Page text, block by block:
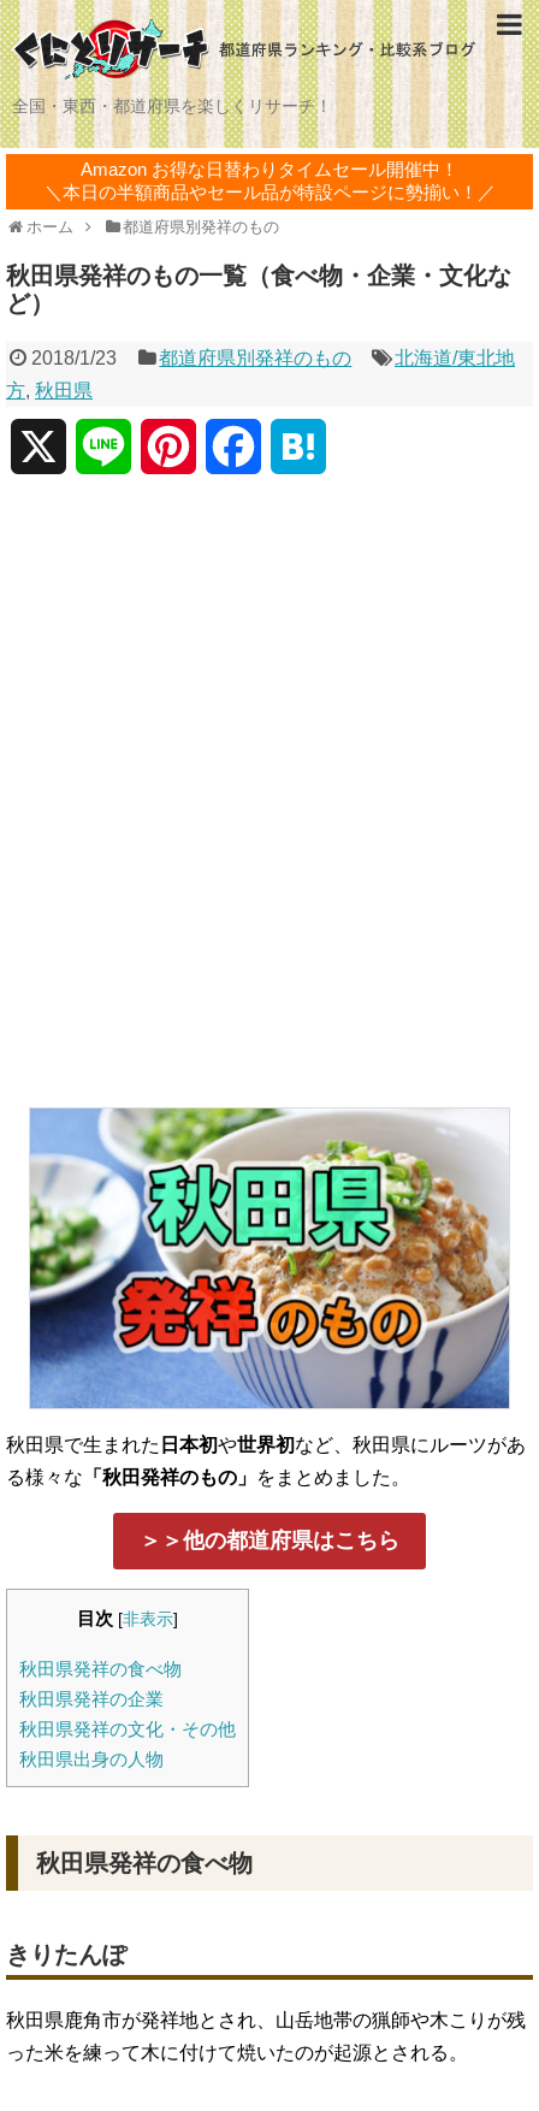
全国・東西・都道府県を楽しくリサーチ！
Amazon お得な日替わりタイムセール開催中！
＼本日の半額商品やセール品が特設ページに勢揃い！／
ホーム 都道府県別発祥のもの
秋田県発祥のもの一覧（食べ物・企業・文化な
ど）
2018/1/23 都道府県別発祥のもの
北海道/東北地
方, 秋田県
秋田県で生まれた 日本初や世界初など、秋田県にルーツがあ
る様々な 「秋田発祥のもの」 をまとめました。
＞＞他の都道府県はこちら
目次 [非表示]
秋田県発祥の食べ物
秋田県発祥の企業
秋田県発祥の文化・その他
秋田県出身の人物
秋田県発祥の食べ物
きりたんぽ
秋田県鹿角市が発祥地とされ、山岳地帯の猟師や木こりが残
った米を練って木に付けて焼いたのが起源とされる。